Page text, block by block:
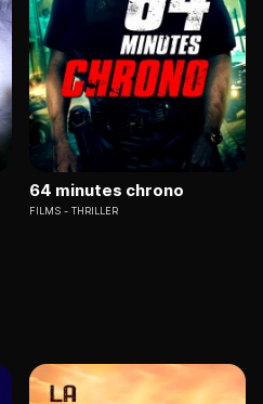
64 minutes chrono
FILMS THRILLER